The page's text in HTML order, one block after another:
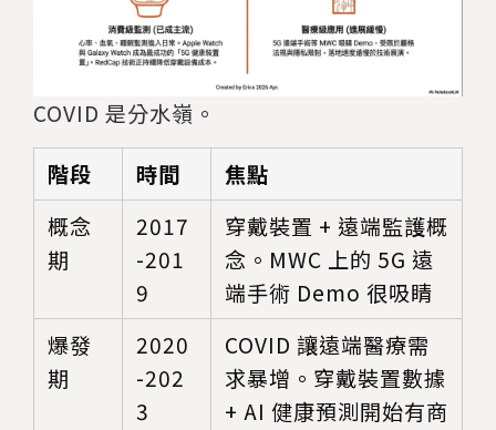
COVID 是分水嶺。
階段
時間
焦點
概念
期
2017
-201
9
穿戴裝置 + 遠端監護概
念。MWC 上的 5G 遠
端手術 Demo 很吸睛
爆發
期
2020
-202
3
COVID 讓遠端醫療需
求暴增。穿戴裝置數據
+ AI 健康預測開始有商